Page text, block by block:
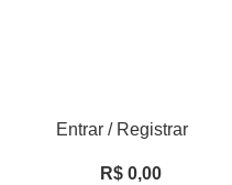
Entrar / Registrar
R$0,00